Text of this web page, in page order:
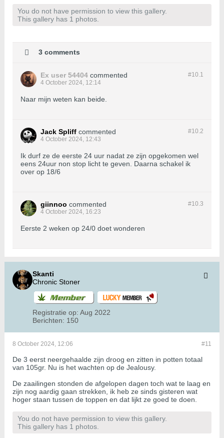
You do not have permission to view this gallery.
This gallery has 1 photos.
3 comments
#10.1
Ex user 54404 commented
4 October 2024, 12:14
Naar mijn weten kan beide.
#10.2
Jack Spliff commented
4 October 2024, 12:43
Ik durf ze de eerste 24 uur nadat ze zijn opgekomen wel
eens 24uur non stop licht te geven. Daarna schakel ik
over op 18/6
#10.3
giinnoo commented
4 October 2024, 16:23
Eerste 2 weken op 24/0 doet wonderen
Skanti
Chronic Stoner
Registratie op: Aug 2022
Berichten: 150
#11
8 October 2024, 12:06
De 3 eerst neergehaalde zijn droog en zitten in potten totaal
van 105gr. Nu is het wachten op de Jealousy.
De zaailingen stonden de afgelopen dagen toch wat te laag en
zijn nog aardig gaan strekken, ik heb ze sinds gisteren wat
hoger staan tussen de toppen en dat lijkt ze goed te doen.
You do not have permission to view this gallery.
This gallery has 1 photos.